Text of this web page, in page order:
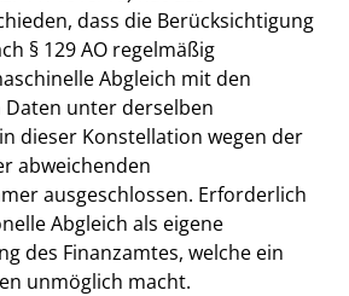
dass die Berücksichtigung
§ 129 AO regelmäßig
Abgleich mit den
unter derselben
dieser Konstellation wegen der
abweichenden
ausgeschlossen. Erforderlich
Abgleich als eigene
des Finanzamtes, welche ein
unmöglich macht.